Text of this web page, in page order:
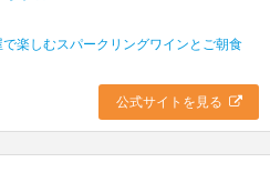
で楽しむスパークリングワインとご朝食
公式サイトを見る